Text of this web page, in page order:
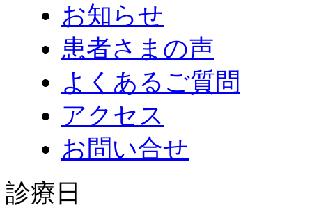
お知らせ
患者さまの声
よくあるご質問
アクセス
お問い合せ
診療日